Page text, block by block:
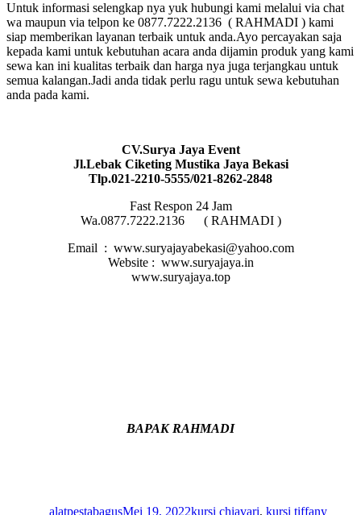
Untuk informasi selengkap nya yuk hubungi kami melalui via chat
wa maupun via telpon ke 0877.7222.2136 ( RAHMADI ) kami
siap memberikan layanan terbaik untuk anda.Ayo percayakan saja
kepada kami untuk kebutuhan acara anda dijamin produk yang kami
sewa kan ini kualitas terbaik dan harga nya juga terjangkau untuk
semua kalangan.Jadi anda tidak perlu ragu untuk sewa kebutuhan
anda pada kami.
CV.Surya Jaya Event
Jl.Lebak Ciketing Mustika Jaya Bekasi
Tlp.021-2210-5555/021-8262-2848
Fast Respon 24 Jam
Wa.0877.7222.2136 ( RAHMADI )
Email : www.suryajayabekasi@yahoo.com
Website : www.suryajaya.in
www.suryajaya.top
BAPAK RAHMADI
alatpestabagusMei 19, 2022kursi chiavari, kursi tiffany